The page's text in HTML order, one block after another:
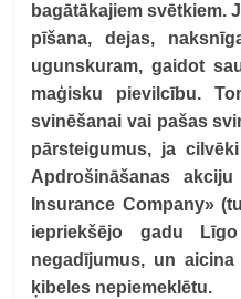
bagātākajiem svētkiem.
pīšana, dejas,
ugunskuram, gaidot
maģisku pievilcību.
svinēšanai vai pašas
pārsteigumus, ja
Apdrošināšanas
Insurance Company»
iepriekšējo gadu
negadījumus, un
ķibeles nepiemeklētu.